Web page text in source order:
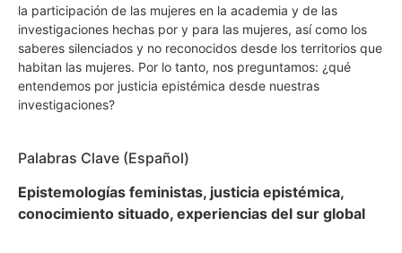
la participación de las mujeres en la academia y de las
investigaciones hechas por y para las mujeres, así como los
saberes silenciados y no reconocidos desde los territorios que
habitan las mujeres. Por lo tanto, nos preguntamos: ¿qué
entendemos por justicia epistémica desde nuestras
investigaciones?
Palabras Clave (Español)
Epistemologías feministas, justicia epistémica,
conocimiento situado, experiencias del sur global